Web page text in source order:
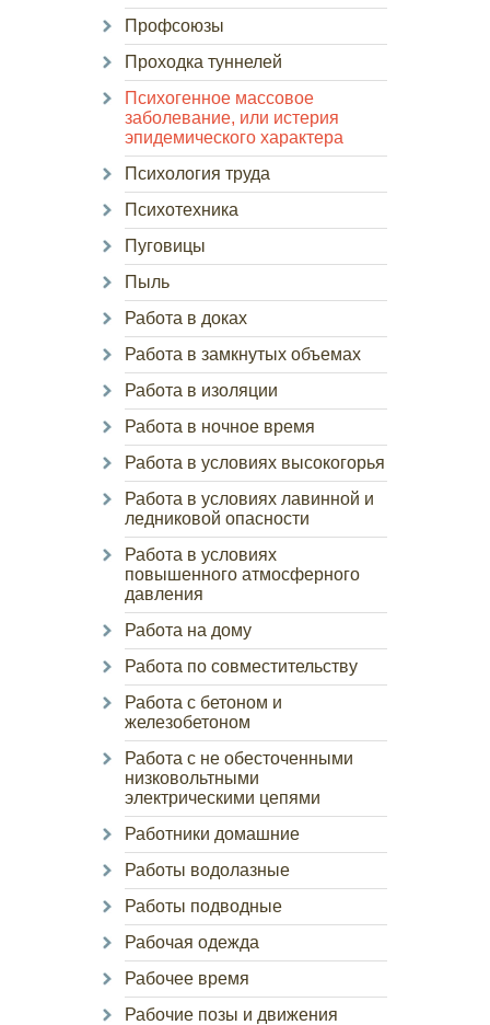
Профсоюзы
Проходка туннелей
Психогенное массовое
заболевание, или истерия
эпидемического характера
Психология труда
Психотехника
Пуговицы
Пыль
Работа в доках
Работа в замкнутых объемах
Работа в изоляции
Работа в ночное время
Работа в условиях высокогорья
Работа в условиях лавинной и
ледниковой опасности
Работа в условиях
повышенного атмосферного
давления
Работа на дому
Работа по совместительству
Работа с бетоном и
железобетоном
Работа с не обесточенными
низковольтными
электрическими цепями
Работники домашние
Работы водолазные
Работы подводные
Рабочая одежда
Рабочее время
Рабочие позы и движения